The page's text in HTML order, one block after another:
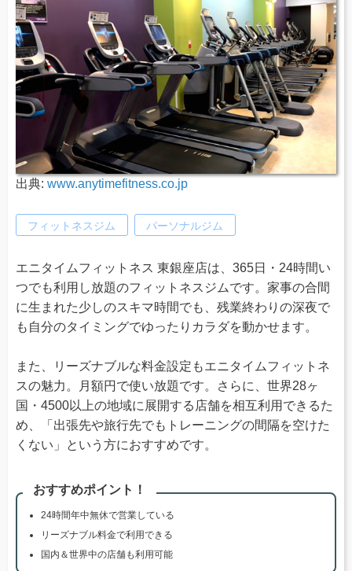
出典: www.anytimefitness.co.jp
フィットネスジム パーソナルジム
エニタイムフィットネス 東銀座店は、365日・24時間い
つでも利用し放題のフィットネスジムです。家事の合間
に生まれた少しのスキマ時間でも、残業終わりの深夜で
も自分のタイミングでゆったりカラダを動かせます。
また、リーズナブルな料金設定もエニタイムフィットネ
スの魅力。月額円で使い放題です。さらに、世界28ヶ
国・4500以上の地域に展開する店舗を相互利用できるた
め、「出張先や旅行先でもトレーニングの間隔を空けた
くない」という方におすすめです。
おすすめポイント！
24時間年中無休で営業している
リーズナブル料金で利用できる
国内＆世界中の店舗も利用可能